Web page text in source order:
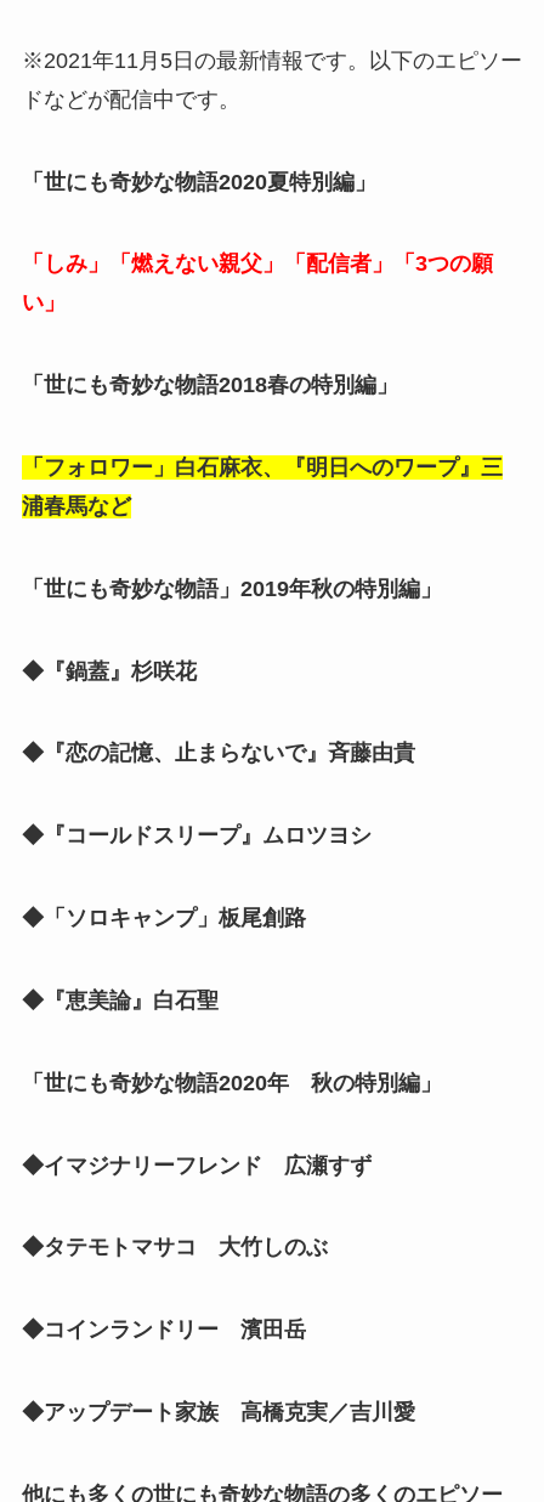
※2021年11月5日の最新情報です。以下のエピソー
ドなどが配信中です。
「世にも奇妙な物語2020夏特別編」
「しみ」「燃えない親父」「配信者」「3つの願
い」
「世にも奇妙な物語2018春の特別編」
「フォロワー」白石麻衣、『明日へのワープ』三
浦春馬など
「世にも奇妙な物語」2019年秋の特別編」
◆『鍋蓋』杉咲花
◆『恋の記憶、止まらないで』斉藤由貴
◆『コールドスリープ』ムロツヨシ
◆「ソロキャンプ」板尾創路
◆『恵美論』白石聖
「世にも奇妙な物語2020年 秋の特別編」
◆イマジナリーフレンド 広瀬すず
◆タテモトマサコ 大竹しのぶ
◆コインランドリー 濱田岳
◆アップデート家族 高橋克実／吉川愛
他にも多くの世にも奇妙な物語の多くのエピソー